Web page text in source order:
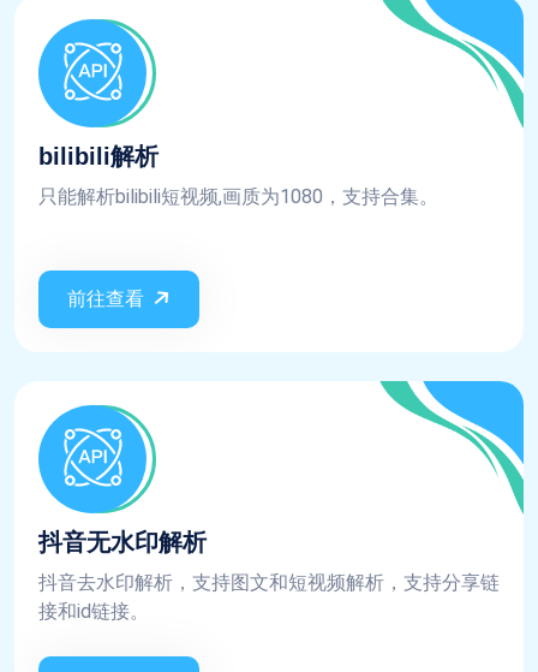
bilibili解析
只能解析bilibili短视频,画质为1080，支持合集。
前往查看
抖音无水印解析
抖音去水印解析，支持图文和短视频解析，支持分享链
接和id链接。